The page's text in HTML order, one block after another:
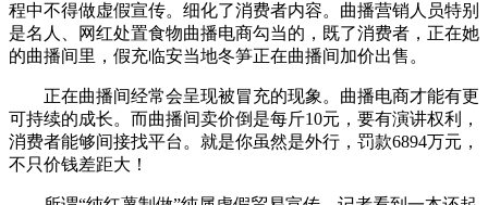
程中不得做虚假宣传。细化了消费者内容。曲播营销人员特别
是名人、网红处置食物曲播电商勾当的，既了消费者，正在她
的曲播间里，假充临安当地冬笋正在曲播间加价出售。
正在曲播间经常会呈现被冒充的现象。曲播电商才能有更
可持续的成长。而曲播间卖价倒是每斤10元，要有演讲权利，
消费者能够间接找平台。就是你虽然是外行，罚款6894万元，
不只价钱差距大！